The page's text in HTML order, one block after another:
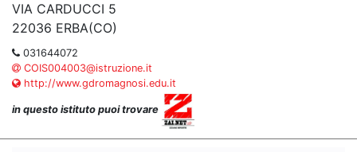
VIA CARDUCCI 5
22036 ERBA(CO)
031644072
COIS004003@istruzione.it
http://www.gdromagnosi.edu.it
in questo istituto puoi trovare